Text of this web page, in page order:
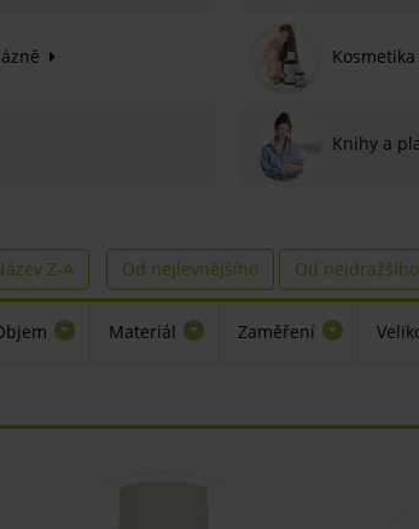
Kosmetika
Knihy a
Z-A Od nejlevnějšího Od nejdražšího
Materiál Zaměření